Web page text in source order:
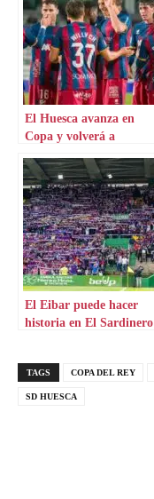
El Huesca avanza en
Copa y volverá a
Primera División
El Eibar puede hacer
historia en El Sardinero
TAGS COPA DEL REY
SD HUESCA